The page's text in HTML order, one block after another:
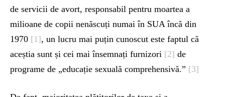
de servicii de avort, responsabil pentru moartea a
milioane de copii nenăscuți numai în SUA încă din
1970 [1], un lucru mai puțin cunoscut este faptul că
aceștia sunt și cei mai însemnați furnizori [2] de
programe de „educație sexuală comprehensivă.” [3]